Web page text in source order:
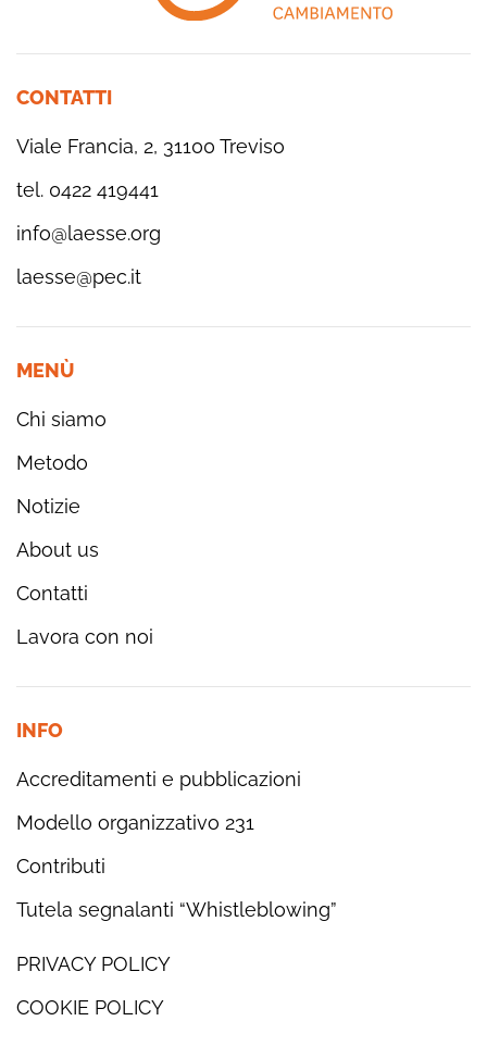
CONTATTI
Viale Francia, 2, 31100 Treviso
tel. 0422 419441
info@laesse.org
laesse@pec.it
MENÙ
Chi siamo
Metodo
Notizie
About us
Contatti
Lavora con noi
INFO
Accreditamenti e pubblicazioni
Modello organizzativo 231
Contributi
Tutela segnalanti “Whistleblowing”
PRIVACY POLICY
COOKIE POLICY